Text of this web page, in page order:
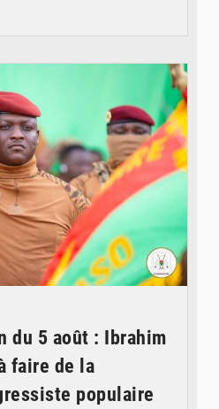
du 5 août : Ibrahim
faire de la
populaire